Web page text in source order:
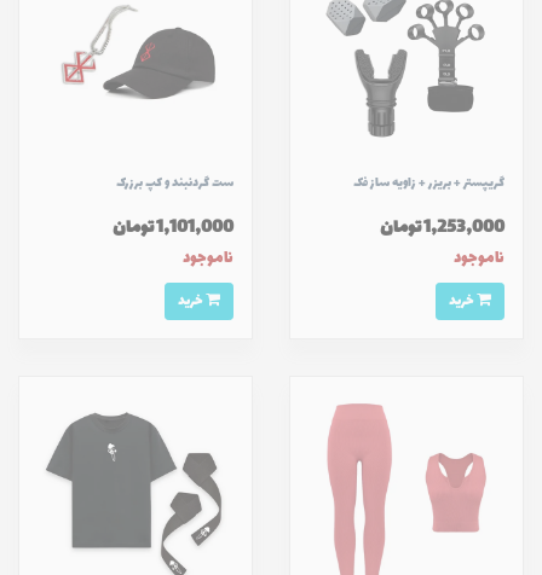
گريپستر + بريزر + زاويه ساز فک
1,253,000 تومان
ناموجود
ست گردنبند و كپ برزرک
1,101,000 تومان
ناموجود